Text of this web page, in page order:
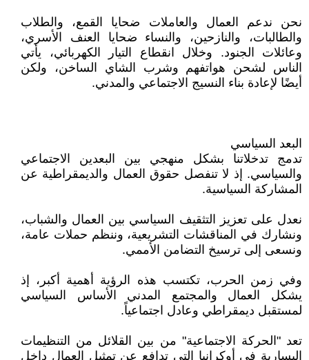
نحن ندعم العمال والعاملات ضحايا القمع، والطلاب
والطالبات، والنازحين، والنساء ضحايا العنف الأسري،
وعائلات الجنود. وخلال انقطاع التيار الكهربائي، يأتي
الناس لشحن هواتفهم وشرب الشاي الساخن، ولكن
أيضًا لإعادة بناء النسيج الاجتماعي والمدني.
البعد السياسي
تدمج تدخلاتنا بشكل منهجي بين البعدين الاجتماعي
والسياسي. إذ لا تنفصل حقوق العمال والديمقراطية عن
المشاركة السياسية.
نعدل على تعزيز التثقيف السياسي بين العمال والشباب،
ونشارك في المناقشات التشريعية، وننظم حملات عامة،
ونسعى إلى ترسيخ التضامن الأممي.
وفي زمن الحرب، تكتسب هذه الرؤية أهمية أكبر، إذ
يشكل العمال والمجتمع المدني الأساس السياسي
لمستقبل ديمقراطي وعادل اجتماعياً.
تعد "الحركة الاجتماعية" من بين القلائل من التنظيمات
اليسارية في أوكرانيا التي تدافع عن تمثيل العمال داخل